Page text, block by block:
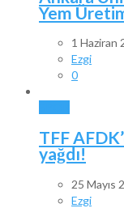
Yem
1 Haziran
Ezgi
0
TFF
yağdı!
25 Mayıs
Ezgi